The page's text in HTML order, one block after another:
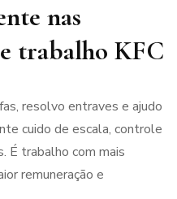
nas
trabalho KFC
resolvo entraves e ajudo
cuido de escala, controle
É trabalho com mais
remuneração e